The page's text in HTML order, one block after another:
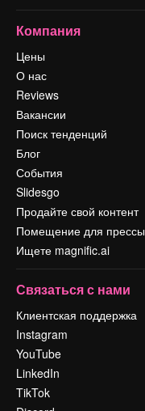
Компания
Цены
О нас
Reviews
Вакансии
Поиск тенденций
Блог
События
Slidesgo
Продайте свой контент
Помещение для прессы
Ищете magnific.ai
Связаться с нами
Клиентская поддержка
Instagram
YouTube
LinkedIn
TikTok